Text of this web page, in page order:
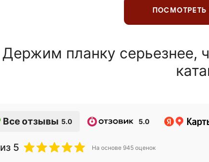
Держим планку серьезнее,
Все отзывы 5.0 5.0
из 5 На основе 945 оценок